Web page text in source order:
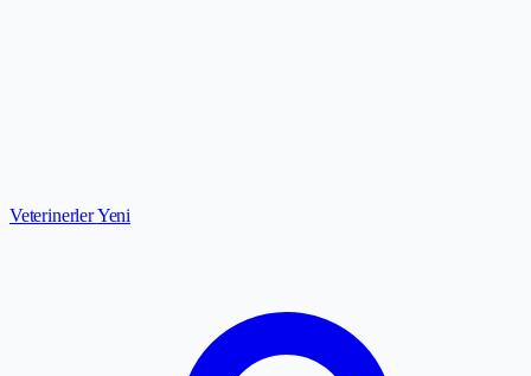
VeterinerlerYeni